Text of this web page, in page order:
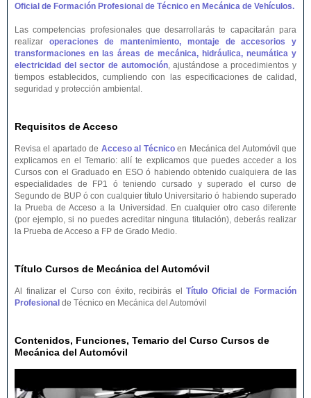
Oficial de Formación Profesional de Técnico en Mecánica de Vehículos.
Las competencias profesionales que desarrollarás te capacitarán para
realizar operaciones de mantenimiento, montaje de accesorios y
transformaciones en las áreas de mecánica, hidráulica, neumática y
electricidad del sector de automoción, ajustándose a procedimientos y
tiempos establecidos, cumpliendo con las especificaciones de calidad,
seguridad y protección ambiental.
Requisitos de Acceso
Revisa el apartado de Acceso al Técnicoen Mecánica del Automóvil que
explicamos en el Temario: allí te explicamos que puedes acceder a los
Cursos con el Graduado en ESO ó habiendo obtenido cualquiera de las
especialidades de FP1 ó teniendo cursado y superado el curso de
Segundo de BUP ó con cualquier título Universitario ó habiendo superado
la Prueba de Acceso a la Universidad. En cualquier otro caso diferente
(por ejemplo, si no puedes acreditar ninguna titulación), deberás realizar
la Prueba de Acceso a FP de Grado Medio.
Título Cursos de Mecánica del Automóvil
Al finalizar el Curso con éxito, recibirás elTítulo Oficial de Formación
Profesional de Técnico en Mecánica del Automóvil
Contenidos, Funciones, Temario del Curso Cursos de
Mecánica del Automóvil